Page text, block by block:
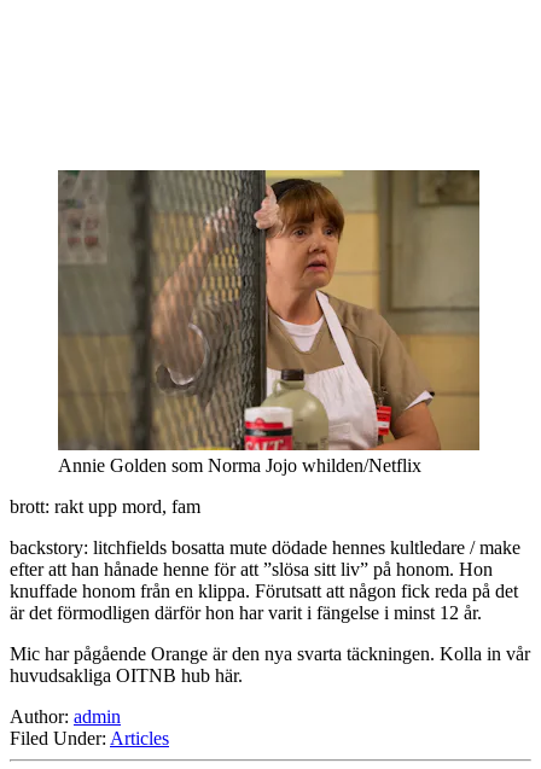
Annie Golden som Norma Jojo whilden/Netflix
brott: rakt upp mord, fam
backstory: litchfields bosatta mute dödade hennes kultledare / make
efter att han hånade henne för att ”slösa sitt liv” på honom. Hon
knuffade honom från en klippa. Förutsatt att någon fick reda på det
är det förmodligen därför hon har varit i fängelse i minst 12 år.
Mic har pågående Orange är den nya svarta täckningen. Kolla in vår
huvudsakliga OITNB hub här.
Author: admin
Filed Under: Articles